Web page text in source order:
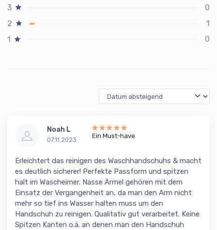
3
0
2
1
1
0
Noah L
07.11.2023
Ein Must-have
Erleichtert das reinigen des Waschhandschuhs & macht
es deutlich sicherer! Perfekte Passform und spitzen
halt im Wascheimer. Nasse Ärmel gehören mit dem
Einsatz der Vergangenheit an, da man den Arm nicht
mehr so tief ins Wasser halten muss um den
Handschuh zu reinigen. Qualitativ gut verarbeitet. Keine
Spitzen Kanten o.ä. an denen man den Handschuh